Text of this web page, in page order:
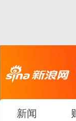
新闻